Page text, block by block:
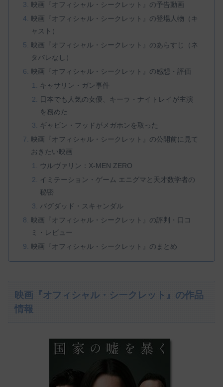
映画『オフィシャル・シークレット』の予告動画
映画『オフィシャル・シークレット』の登場人物（キ
ャスト）
映画『オフィシャル・シークレット』のあらすじ（ネ
タバレなし）
映画『オフィシャル・シークレット』の感想・評価
キャサリン・ガン事件
日本でも人気の女優、キーラ・ナイトレイが主演
を務めた
ギャビン・フッドがメガホンを取った
映画『オフィシャル・シークレット』の公開前に見て
おきたい映画
ウルヴァリン：X-MEN ZERO
イミテーション・ゲーム エニグマと天才数学者の
秘密
バグダッド・スキャンダル
映画『オフィシャル・シークレット』の評判・口コ
ミ・レビュー
映画『オフィシャル・シークレット』のまとめ
映画『オフィシャル・シークレット』の作品
情報